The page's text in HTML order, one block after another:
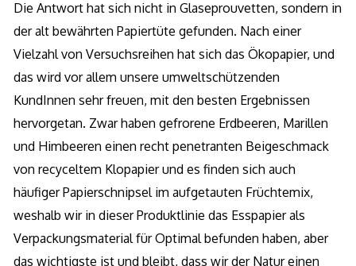
Die Antwort hat sich nicht in Glaseprouvetten, sondern in
der alt bewährten Papiertüte gefunden. Nach einer
Vielzahl von Versuchsreihen hat sich das Ökopapier, und
das wird vor allem unsere umweltschützenden
KundInnen sehr freuen, mit den besten Ergebnissen
hervorgetan. Zwar haben gefrorene Erdbeeren, Marillen
und Himbeeren einen recht penetranten Beigeschmack
von recyceltem Klopapier und es finden sich auch
häufiger Papierschnipsel im aufgetauten Früchtemix,
weshalb wir in dieser Produktlinie das Esspapier als
Verpackungsmaterial für Optimal befunden haben, aber
das wichtigste ist und bleibt, dass wir der Natur einen